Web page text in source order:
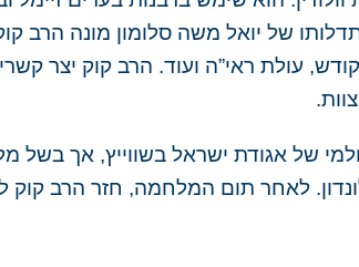
אנשי יפו ובהשתדלותו של יואל משה סלומון
עולת ראי”ה ועוד. הרב קוק יצר
העולמי של אגודת ישראל בשווייץ, אך
שבלונדון. לאחר תום המלחמה, חזר